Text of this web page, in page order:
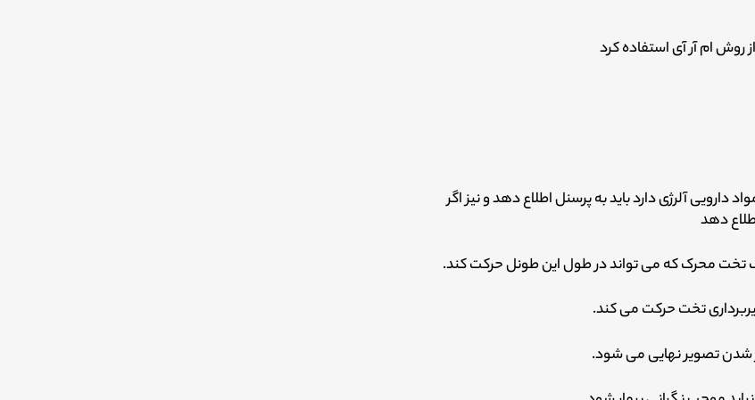
روش ام آر آی استفاده کرد
دارویی آلرژی دارد باید به پرسنل اطلاع دهد و نیز اگر
دهد
تخت محرک که می تواند در طول این طونل حرکت کند.
تخت حرکت می کند.
شدن تصویر نهایی می شود.